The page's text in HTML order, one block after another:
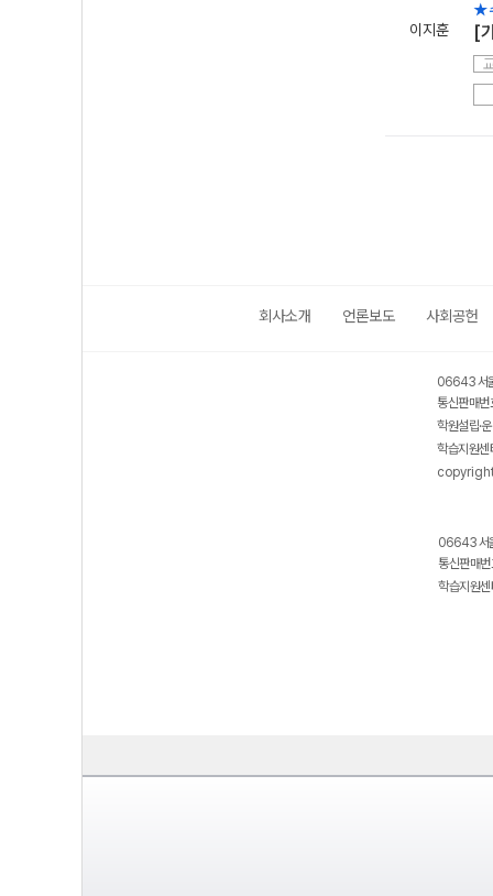
이지훈
★
[
회사소개 언론보도 사회공헌
06643 서
통신판매
학원설립·
학습지원
06643 서
통신판매
학습지원